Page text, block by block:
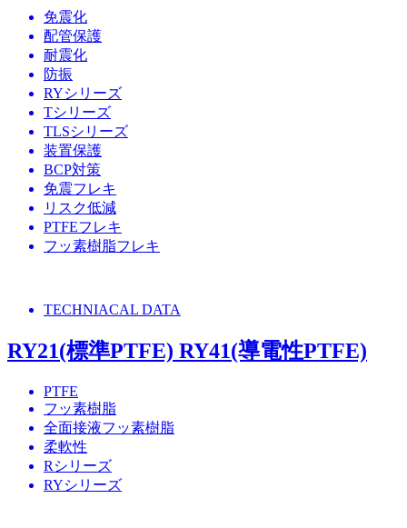
免震化
配管保護
耐震化
防振
RYシリーズ
Tシリーズ
TLSシリーズ
装置保護
BCP対策
免震フレキ
リスク低減
PTFEフレキ
フッ素樹脂フレキ
TECHNIACAL DATA
RY21(標準PTFE) RY41(導電性PTFE)
PTFE
フッ素樹脂
全面接液フッ素樹脂
柔軟性
Rシリーズ
RYシリーズ